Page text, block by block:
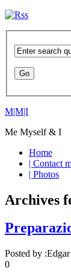
M|M|I
Me Myself & I
Home
| Contact
| Photos
Archives
Posted by :Edgar
0